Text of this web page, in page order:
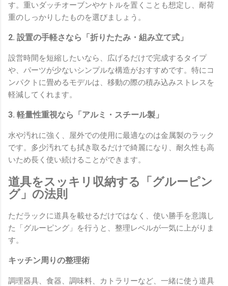
す。重いダッチオーブンやケトルを置くことも想定し、耐荷
重のしっかりしたものを選びましょう。
2. 設置の手軽さなら「折りたたみ・組み立て式」
設営時間を短縮したいなら、広げるだけで完成するタイプ
や、パーツが少ないシンプルな構造がおすすめです。特にコ
ンパクトに畳めるモデルは、移動の際の積み込みストレスを
軽減してくれます。
3. 軽量性重視なら「アルミ・スチール製」
水や汚れに強く、屋外での使用に最適なのは金属製のラック
です。多少汚れても拭き取るだけで綺麗になり、耐久性も高
いため長く使い続けることができます。
道具をスッキリ収納する「グルーピン
グ」の法則
ただラックに道具を載せるだけではなく、使い勝手を意識し
た「グルーピング」を行うと、整理レベルが一気に上がりま
す。
キッチン周りの整理術
調理器具、食器、調味料、カトラリーなど、一緒に使う道具